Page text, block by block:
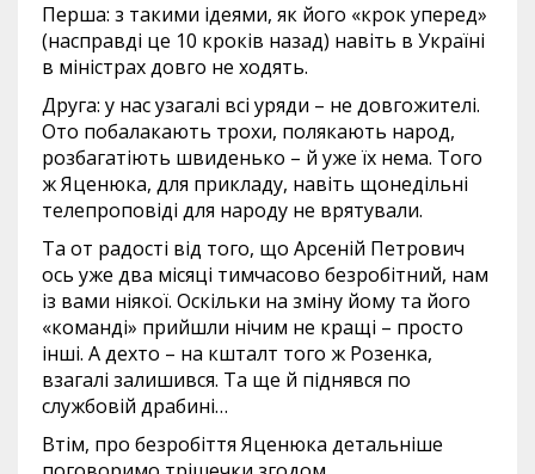
Перша: з такими ідеями, як його «крок уперед»
(насправді це 10 кроків назад) навіть в Україні
в міністрах довго не ходять.
Друга: у нас узагалі всі уряди – не довгожителі.
Ото побалакають трохи, полякають народ,
розбагатіють швиденько – й уже їх нема. Того
ж Яценюка, для прикладу, навіть щонедільні
телепроповіді для народу не врятували.
Та от радості від того, що Арсеній Петрович
ось уже два місяці тимчасово безробітний, нам
із вами ніякої. Оскільки на зміну йому та його
«команді» прийшли нічим не кращі – просто
інші. А дехто – на кшталт того ж Розенка,
взагалі залишився. Та ще й піднявся по
службовій драбині…
Втім, про безробіття Яценюка детальніше